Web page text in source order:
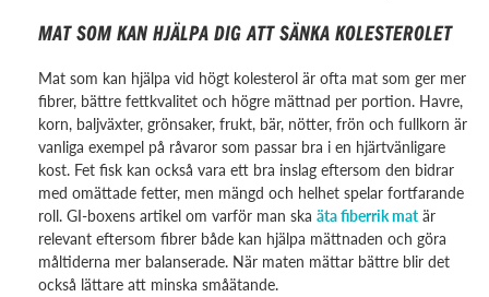
MAT SOM KAN HJÄLPA DIG ATT SÄNKA KOLESTEROLET
Mat som kan hjälpa vid högt kolesterol är ofta mat som ger mer
fibrer, bättre fettkvalitet och högre mättnad per portion. Havre,
korn, baljväxter, grönsaker, frukt, bär, nötter, frön och fullkorn är
vanliga exempel på råvaror som passar bra i en hjärtvänligare
kost. Fet fisk kan också vara ett bra inslag eftersom den bidrar
med omättade fetter, men mängd och helhet spelar fortfarande
roll. GI-boxens artikel om varför man ska äta fiberrik mat är
relevant eftersom fibrer både kan hjälpa mättnaden och göra
måltiderna mer balanserade. När maten mättar bättre blir det
också lättare att minska småätande.